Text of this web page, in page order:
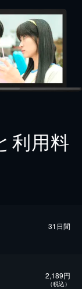
利用料
31日間
2,189円
（税込）